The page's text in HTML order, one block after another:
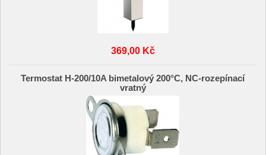
369,00 Kč
Termostat H-200/10A bimetalový 200°C, NC-rozepínací
vratný